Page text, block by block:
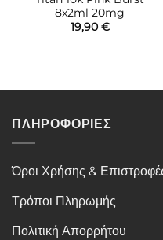
8x2ml 20mg
19,90 €
ΠΛΗΡΟΦΟΡΙΕΣ
Όροι Χρήσης &
Τρόποι Πληρωμής
Πολιτική Απορρήτου